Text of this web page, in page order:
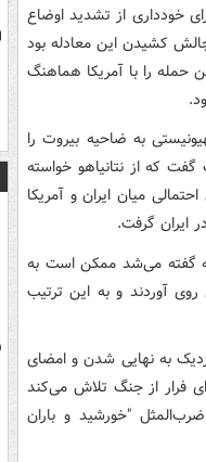
خودداری از تشدید اوضاع
تاریخ ۷ ژوئن به معنای به چالش کشیدن این معادله بود
حمله را با آمریکا هماهنگ
به ضاحیه بیروت را
که از نتانیاهو خواسته
میان ایران و آمریکا
ایران گرفت.
گفته می‌شد ممکن است به
روی آوردند و به این ترتیب
نزدیک به نهایی شدن و امضای
فرار از جنگ تلاش می‌کند
ضرب‌المثل "خورشید و باران